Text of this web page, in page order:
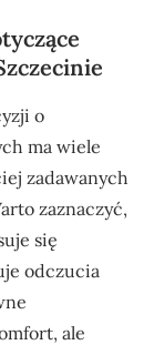
o
ma wiele
zadawanych
zaznaczyć,
się
odczucia
ale